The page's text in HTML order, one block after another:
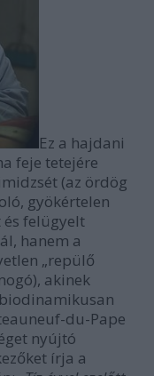
Ez a hajdani
feje tetejére
(az ördög
gyökértelen
felügyelt
hanem a
„repülő
akinek
du-Pape
nyújtó
írja a